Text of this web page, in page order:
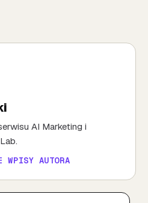
AI Marketing i
WPISY AUTORA